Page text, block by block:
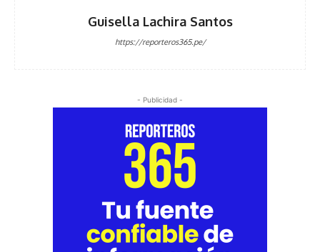
Guisella Lachira Santos
https://reporteros365.pe/
- Publicidad -